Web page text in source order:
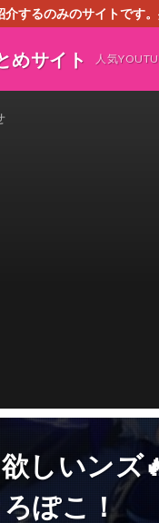
するのみのサイトです
めサイト 人気
欲しいン
ぽこ！